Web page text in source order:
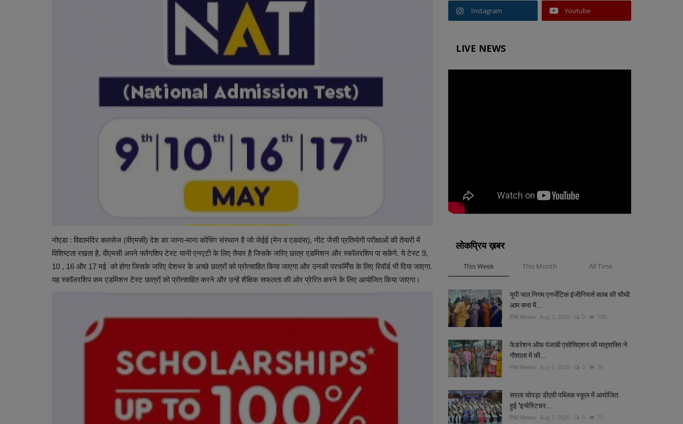
नोएडा : विद्यामंदिर क्लासेज (वीएमसी) देश का जाना-माना कोचिंग संस्थान है जो जेईई (मेन व एडवांस), नीट जैसी प्रतियोगी परीक्षाओं की तैयारी में
विशिष्टता रखता है. वीएमसी अपने फ्लैगशिप टेस्ट यानी एनएटी के लिए तैयार है जिसके जरिए छात्र एडमिशन और स्कॉलरशिप पा सकेंगे. ये टेस्ट 9,
10 , 16 और 17 मई को होगा जिसके जरिए देशभर के अच्छे छात्रों को प्रोत्साहित किया जाएगा और उनकी परफॉर्मेंस के लिए रिवॉर्ड भी दिया जाएगा.
यह स्कॉलरशिप कम एडमिशन टेस्ट छात्रों को प्रोत्साहित करने और उन्हें शैक्षिक सफलता की ओर प्रेरित करने के लिए आयोजित किया जाएगा।
Instagram Youtube
LIVE NEWS
लोकप्रिय ख़बर
This Week This Month All Time
यूपी जल निगम एनर्जेटिक इंजीनियर्स क्लब की चौथी
आम सभा में...
PNI News Aug 3, 2026 0 100
फेडरेशन ऑफ पंजाबी एसोसिएशन की मातृशक्ति ने
गौशाला में की...
PNI News Aug 6, 2026 0 76
सरला चोपड़ा डीएवी पब्लिक स्कूल में आयोजित
हुई 'इन्वेस्टिचर...
PNI News Aug 7, 2026 0 75